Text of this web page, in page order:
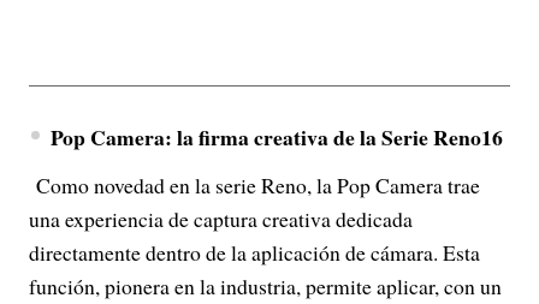
Pop Camera: la firma creativa de la Serie Reno16
Como novedad en la serie Reno, la Pop Camera trae
una experiencia de captura creativa dedicada
directamente dentro de la aplicación de cámara. Esta
función, pionera en la industria, permite aplicar, con un